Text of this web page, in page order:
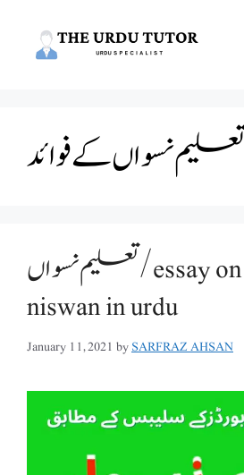
تعلیم نسواں کے فوائد
تعلیم نسواں/essay on taleem e
niswan in urdu
January 11, 2021 bySARFRAZ AHSAN